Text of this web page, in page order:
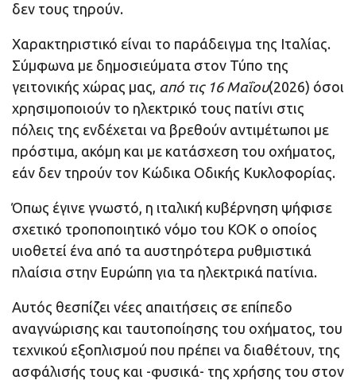
δεν τους τηρούν.
Χαρακτηριστικό είναι το παράδειγμα της Ιταλίας.
Σύμφωνα με δημοσιεύματα στον Τύπο της
γειτονικής χώρας μας, από τις 16 Μαΐου(2026) όσοι
χρησιμοποιούν το ηλεκτρικό τους πατίνι στις
πόλεις της ενδέχεται να βρεθούν αντιμέτωποι με
πρόστιμα, ακόμη και με κατάσχεση του οχήματος,
εάν δεν τηρούν τον Κώδικα Οδικής Κυκλοφορίας.
Όπως έγινε γνωστό, η ιταλική κυβέρνηση ψήφισε
σχετικό τροποποιητικό νόμο του ΚΟΚ ο οποίος
υιοθετεί ένα από τα αυστηρότερα ρυθμιστικά
πλαίσια στην Ευρώπη για τα ηλεκτρικά πατίνια.
Αυτός θεσπίζει νέες απαιτήσεις σε επίπεδο
αναγνώρισης και ταυτοποίησης του οχήματος, του
τεχνικού εξοπλισμού που πρέπει να διαθέτουν, της
ασφάλισής τους και -φυσικά- της χρήσης του στον